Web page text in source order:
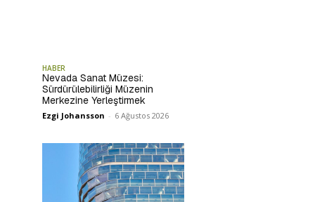
HABER
Nevada Sanat Müzesi:
Sürdürülebilirliği Müzenin
Merkezine Yerleştirmek
Ezgi Johansson - 6 Ağustos 2026